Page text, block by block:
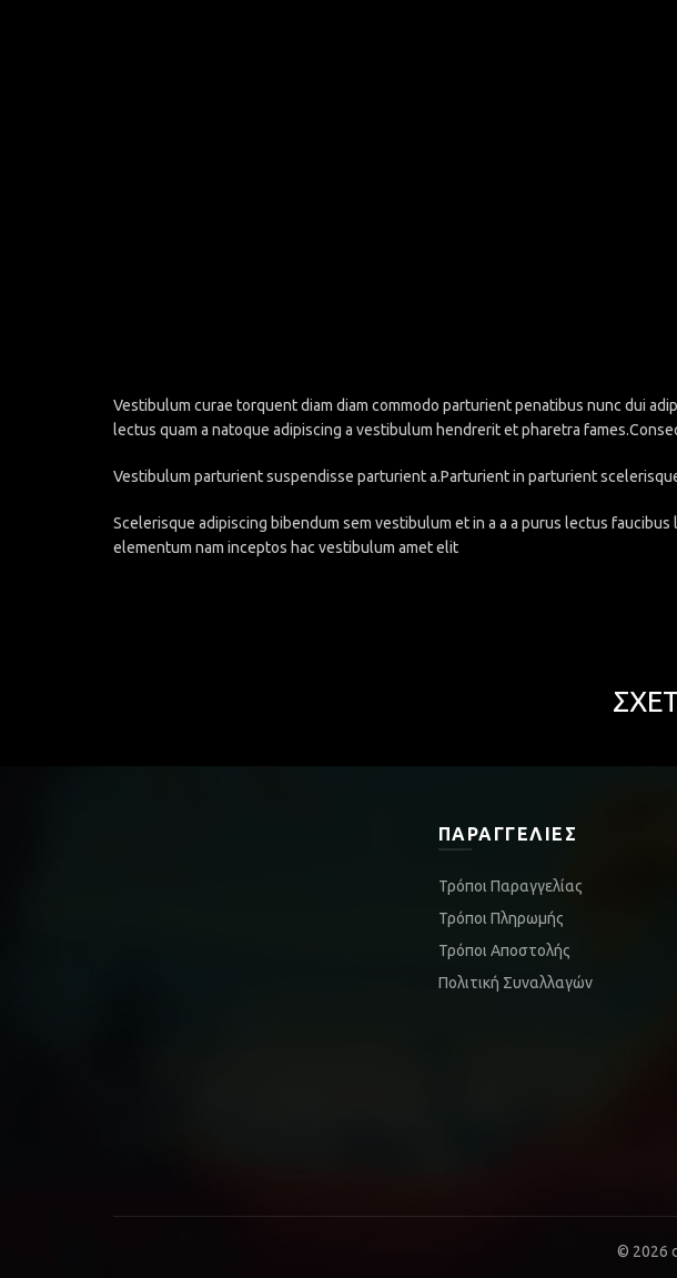
Vestibulum curae torquent diam diam commodo parturient penatibus nunc dui
lectus quam a natoque adipiscing a vestibulum hendrerit et pharetra
Vestibulum parturient suspendisse parturient a.Parturient in parturient
Scelerisque adipiscing bibendum sem vestibulum et in a a a purus lectus
elementum nam inceptos hac vestibulum amet elit
ΠΑΡΑΓΓΕΛΊΕΣ
Τρόποι Παραγγελίας
Τρόποι Πληρωμής
Τρόποι Αποστολής
Πολιτική Συναλλαγών
© 2026